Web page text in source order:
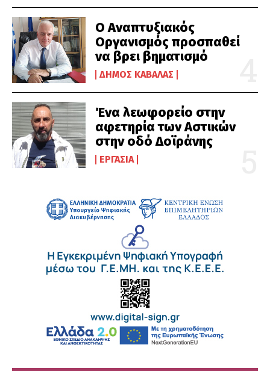
Ο Αναπτυξιακός
Οργανισμός προσπαθεί
να βρει βηματισμό
ΔΉΜΟΣ ΚΑΒΆΛΑΣ
Ένα λεωφορείο στην
αφετηρία των Αστικών
στην οδό Δοϊράνης
ΕΡΓΑΣΊΑ